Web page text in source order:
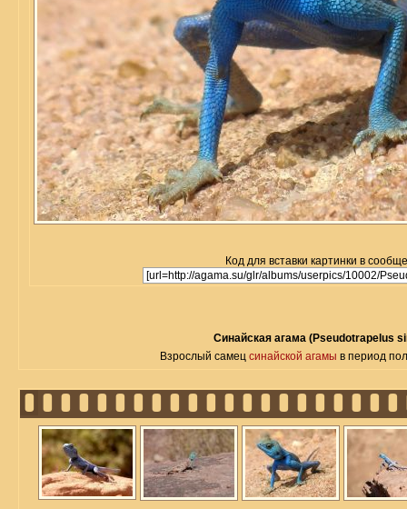
Код для вставки картинки в
Синайская агама (Pseudotrapelus
Взрослый самец синайской агамы в период